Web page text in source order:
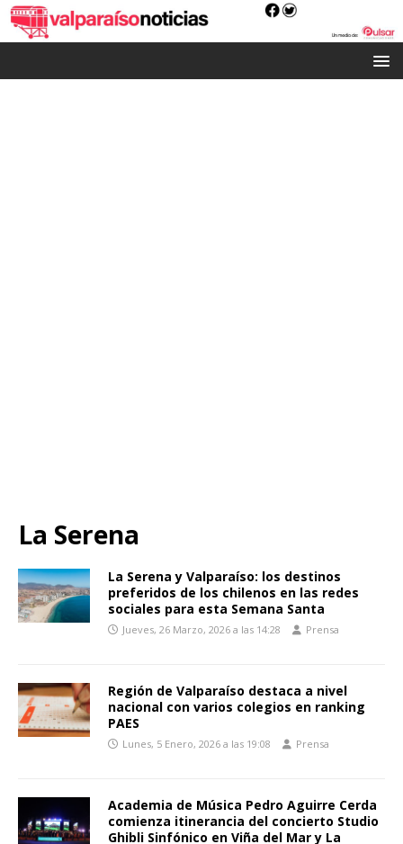
La Serena
La Serena y Valparaíso: los destinos
preferidos de los chilenos en las redes
sociales para esta Semana Santa
Jueves, 26 Marzo, 2026 a las 14:28 Prensa
Región de Valparaíso destaca a nivel
nacional con varios colegios en ranking
PAES
Lunes, 5 Enero, 2026 a las 19:08 Prensa
Academia de Música Pedro Aguirre Cerda
comienza itinerancia del concierto Studio
Ghibli Sinfónico en Viña del Mar y La